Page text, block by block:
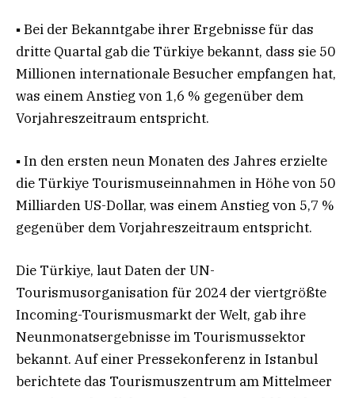
▪ Bei der Bekanntgabe ihrer Ergebnisse für das
dritte Quartal gab die Türkiye bekannt, dass sie 50
Millionen internationale Besucher empfangen hat,
was einem Anstieg von 1,6 % gegenüber dem
Vorjahreszeitraum entspricht.
▪ In den ersten neun Monaten des Jahres erzielte
die Türkiye Tourismuseinnahmen in Höhe von 50
Milliarden US-Dollar, was einem Anstieg von 5,7 %
gegenüber dem Vorjahreszeitraum entspricht.
Die Türkiye, laut Daten der UN-
Tourismusorganisation für 2024 der viertgrößte
Incoming-Tourismusmarkt der Welt, gab ihre
Neunmonatsergebnisse im Tourismussektor
bekannt. Auf einer Pressekonferenz in Istanbul
berichtete das Tourismuszentrum am Mittelmeer